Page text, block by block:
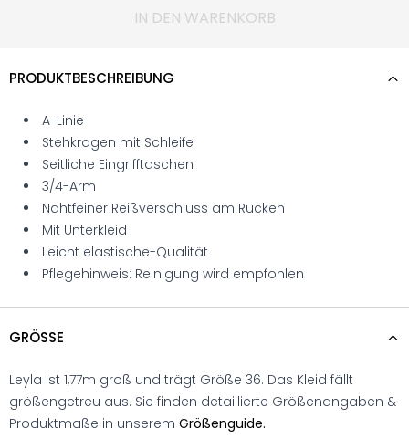
IN DEN WARENKORB
PRODUKTBESCHREIBUNG
A-Linie
Stehkragen mit Schleife
Seitliche Eingrifftaschen
3/4-Arm
Nahtfeiner Reißverschluss am Rücken
Mit Unterkleid
Leicht elastische-Qualität
Pflegehinweis: Reinigung wird empfohlen
GRÖSSE
Leyla ist 1,77m groß und trägt Größe 36. Das Kleid fällt
größengetreu aus. Sie finden detaillierte Größenangaben &
Produktmaße in unserem Größenguide.